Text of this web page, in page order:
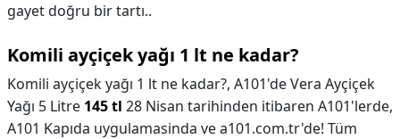
gayet doğru bir tartı..
Komili ayçiçek yağı 1 lt ne kadar?
Komili ayçiçek yağı 1 lt ne kadar?, A101'de Vera Ayçiçek
Yağı 5 Litre 145 tl 28 Nisan tarihinden itibaren A101'lerde,
A101 Kapıda uygulamasinda ve a101.com.tr'de! Tüm